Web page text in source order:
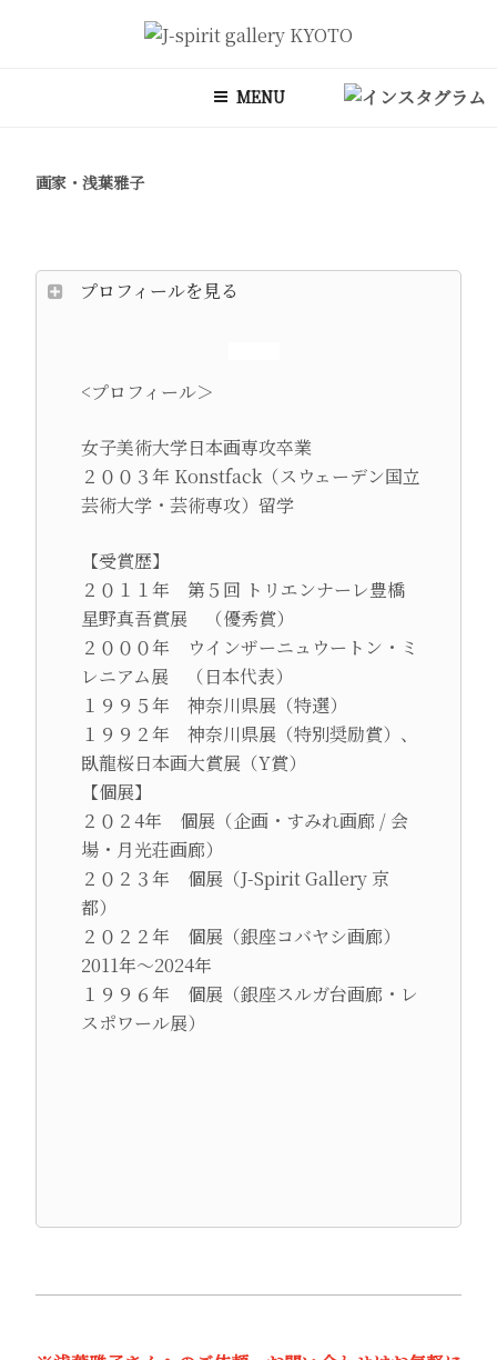
です。 ご縁を頂いております工芸作家、アーティストの方々の作品を
ご紹介しております。 お気軽にお問い合わせ、またお立ち寄り頂けれ
MENU
画家・浅葉雅子
プロフィールを見る
<プロフィール＞
女子美術大学日本画専攻卒業
２００３年 Konstfack（スウェーデン国立
芸術大学・芸術専攻）留学
【受賞歴】
２０１１年 第５回 トリエンナーレ豊橋
星野真吾賞展 （優秀賞）
２０００年 ウインザーニュウートン・ミ
レニアム展 （日本代表）
１９９５年 神奈川県展（特選）
１９９２年 神奈川県展（特別奨励賞）、
臥龍桜日本画大賞展（Y賞）
【個展】
２０２4年 個展（企画・すみれ画廊 / 会
場・月光荘画廊）
２０２３年 個展（J-Spirit Gallery 京
都）
２０２２年 個展（銀座コバヤシ画廊）
2011年～2024年
１９９６年 個展（銀座スルガ台画廊・レ
スポワール展）